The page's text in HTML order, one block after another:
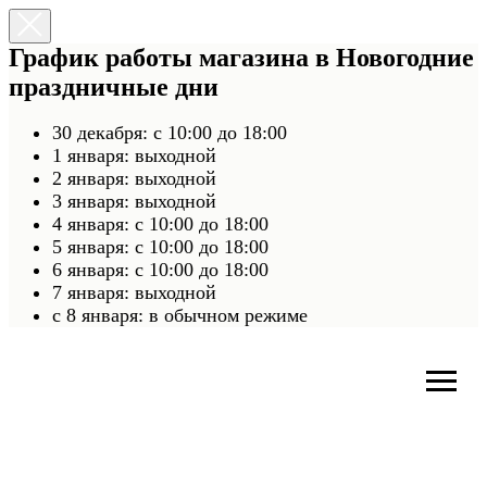
График работы магазина в Новогодние
праздничные дни
30 декабря: с 10:00 до 18:00
1 января: выходной
2 января: выходной
3 января: выходной
4 января: с 10:00 до 18:00
5 января: с 10:00 до 18:00
6 января: с 10:00 до 18:00
7 января: выходной
c 8 января: в обычном режиме